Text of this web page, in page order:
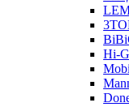
Hi-